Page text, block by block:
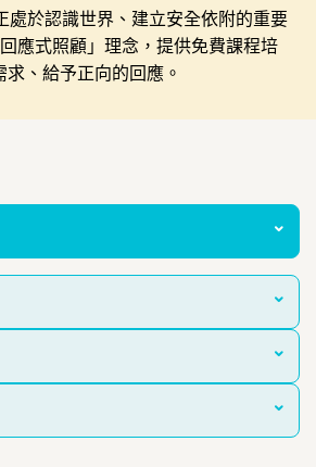
處於認識世界、建立安全依附的重要
應式照顧」理念，提供免費課程培
、給予正向的回應。